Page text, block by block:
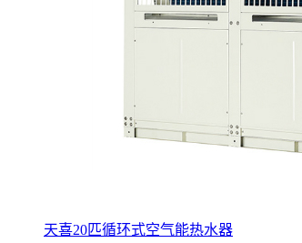
天喜20匹循环式空气能热水器